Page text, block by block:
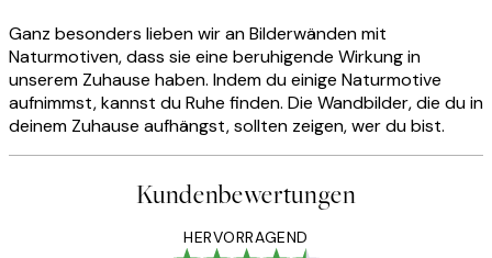
Ganz besonders lieben wir an Bilderwänden mit
Naturmotiven, dass sie eine beruhigende Wirkung in
unserem Zuhause haben. Indem du einige Naturmotive
aufnimmst, kannst du Ruhe finden. Die Wandbilder, die du in
deinem Zuhause aufhängst, sollten zeigen, wer du bist.
Kundenbewertungen
HERVORRAGEND